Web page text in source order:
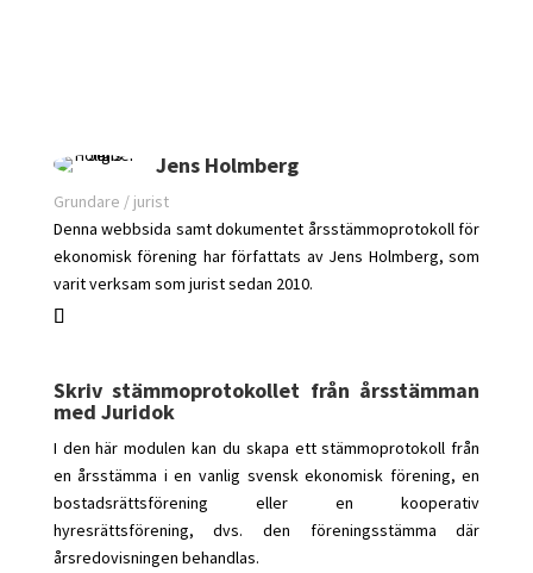
Jens Holmberg
Grundare / jurist
Denna webbsida samt dokumentet årsstämmoprotokoll för
ekonomisk förening har författats av Jens Holmberg, som
varit verksam som jurist sedan 2010.
Skriv stämmoprotokollet från årsstämman
med Juridok
I den här modulen kan du skapa ett stämmoprotokoll från
en årsstämma i en vanlig svensk ekonomisk förening, en
bostadsrättsförening eller en kooperativ
hyresrättsförening, dvs. den föreningsstämma där
årsredovisningen behandlas.